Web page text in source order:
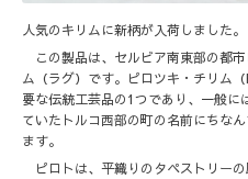
人気のキリムに新柄が入荷しました。
この製品は、セルビア南東部の都
ム（ラグ）です。ピロツキ・チリム
要な伝統工芸品の1つであり、一般に
ていたトルコ西部の町の名前にちな
ます。
ピロトは、平織りのタペストリー